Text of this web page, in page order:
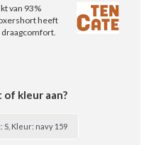
van 93%
heeft
draagcomfort.
kleur aan?
S, Kleur: navy 159